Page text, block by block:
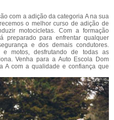
com a adição da categoria A na sua
o melhor curso de adição de
motocicletas. Com a formação
preparado para enfrentar qualquer
e dos demais condutores.
motos, desfrutando de todas as
Venha para a Auto Escola Dom
A com a qualidade e confiança que